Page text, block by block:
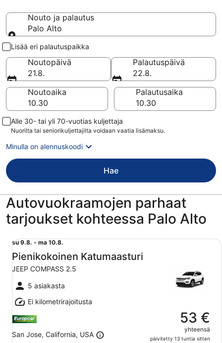
Nouto ja palautus
Palo Alto
Nouto ja palautus
Lisää eri palautuspaikka
Noutopäivä
21.8.
Palautuspäivä
22.8.
Noutoaika
Palautusaika
Alle 30- tai yli 70-vuotias kuljettaja
Nuorilta tai seniorikuljettajilta voidaan vaatia lisämaksu.
Minulla on alennuskoodi
Hae
Autovuokraamojen parhaat
tarjoukset kohteessa Palo Alto
su
9.8.
viiva
ma
10.8.
su 9.8. - ma 10.8.
Pienikokoinen Katumaasturi
JEEP COMPASS 2.5
5 asiakasta
Ei kilometrirajoitusta
San Jose, California, USA
53 €
yhteensä
päivitetty 13 tuntia sitten
Pienikokoinen Katumaasturi JEEP COMPASS 2.5